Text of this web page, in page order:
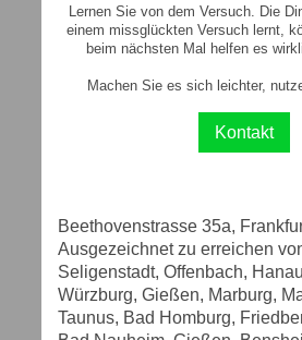
Lernen Sie von dem Versuch. Die
einem missglückten Versuch lernt,
beim nächsten Mal helfen es
Machen Sie es sich leichter,
Kontakt
Beethovenstrasse 35a,
Ausgezeichnet zu erreichen
Seligenstadt, Offenbach,
Würzburg, Gießen, Marburg,
Taunus, Bad Homburg,